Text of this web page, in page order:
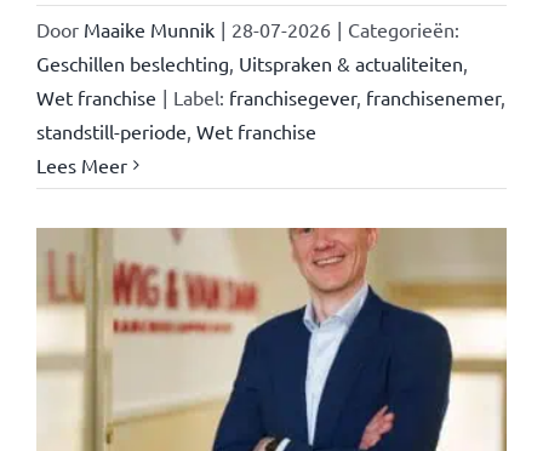
Door Maaike Munnik | 28-07-2026 | Categorieën:
Geschillen beslechting, Uitspraken & actualiteiten,
Wet franchise | Label: franchisegever, franchisenemer,
standstill-periode, Wet franchise
Lees Meer